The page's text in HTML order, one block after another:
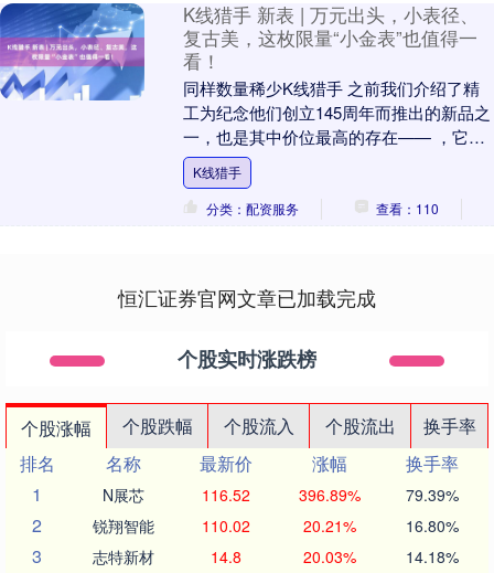
K线猎手 新表 | 万元出头，小表径、
复古美，这枚限量“小金表”也值得一
看！
同样数量稀少K线猎手 之前我们介绍了精
工为纪念他们创立145周年而推出的新品之
一，也是其中价位最高的存在—— ，它特
殊的盘面纹理和金色调点缀在这个系列里
显得与众....
K线猎手
分类：配资服务
查看：110
恒汇证券官网文章已加载完成
个股实时涨跌榜
个股涨幅 个股跌幅 个股流入 个股流出
换手率
排名
名称 最新价 涨幅
换手率
1
N展芯 116.52 396.89% 79.39%
2 锐翔智能 110.02 20.21% 16.80%
3 志特新材 14.8 20.03% 14.18%